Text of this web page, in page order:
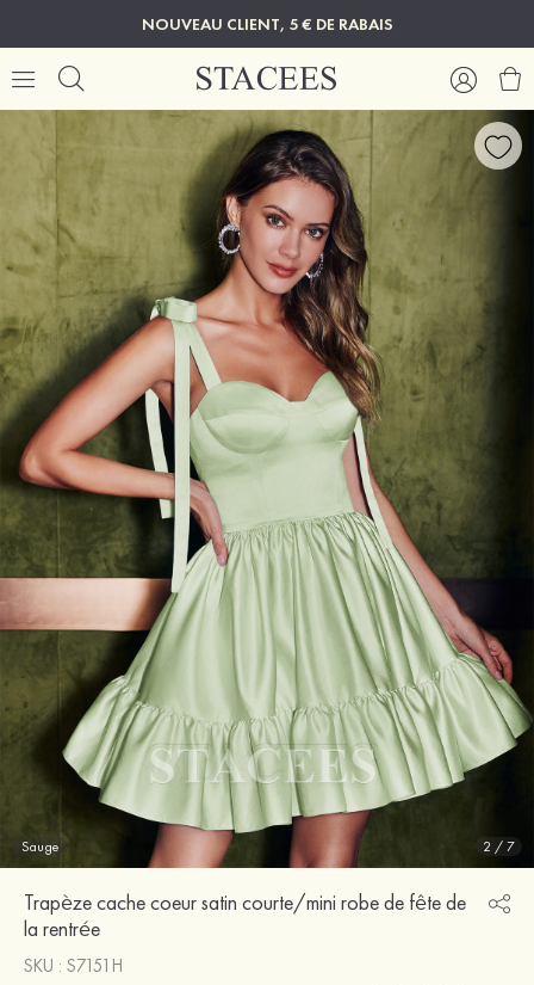
NOUVEAU CLIENT, 5 € DE RABAIS
Sauge 2 /7
Trapèze cache coeur satin courte/mini robe de fête de
la rentrée
SKU : S7151H